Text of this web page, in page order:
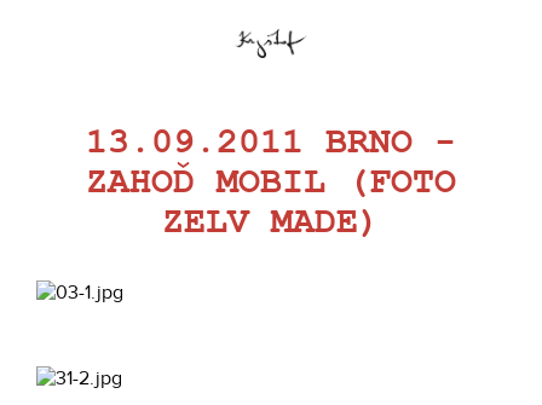
13.09.2011 BRNO -
ZAHOĎ MOBIL (FOTO
ZELV MADE)